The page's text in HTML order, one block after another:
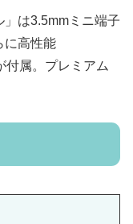
は3.5mmミニ端子
に高性能
付属。プレミアム